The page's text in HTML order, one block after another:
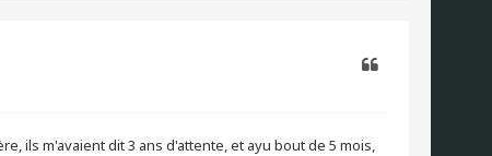
ils m'avaient dit 3 ans d'attente, et ayu bout de 5 mois,